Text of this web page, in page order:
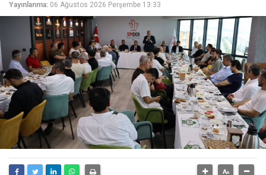
Yayınlanma: 06 Ağustos 2026 Perşembe 13:33